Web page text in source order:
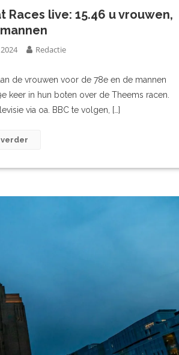
Races live: 15.46 u vrouwen,
Redactie
de vrouwen voor de 78e en de mannen
keer in hun boten over de Theems racen.
via oa. BBC te volgen, […]
verder